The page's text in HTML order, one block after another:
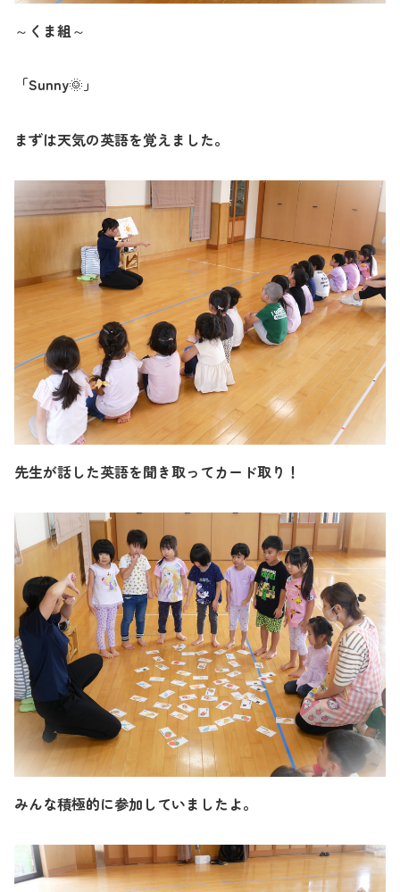
～くま組～
「Sunny🌞 」
まずは天気の英語を覚えました。
先生が話した英語を聞き取ってカード取り！
みんな積極的に参加していましたよ。